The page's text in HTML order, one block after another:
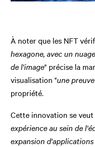
À noter que les NFT
hexagone, avec un
de l'image" précise la
visualisation "une
propriété.
Cette innovation se
expérience au sein de
expansion